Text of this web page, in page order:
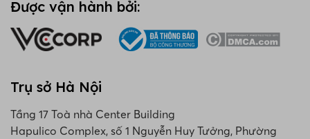
Được vận hành bởi:
Trụ sở Hà Nội
Tầng 17 Toà nhà Center Building
Hapulico Complex, số 1 Nguyễn Huy Tưởng, Phường